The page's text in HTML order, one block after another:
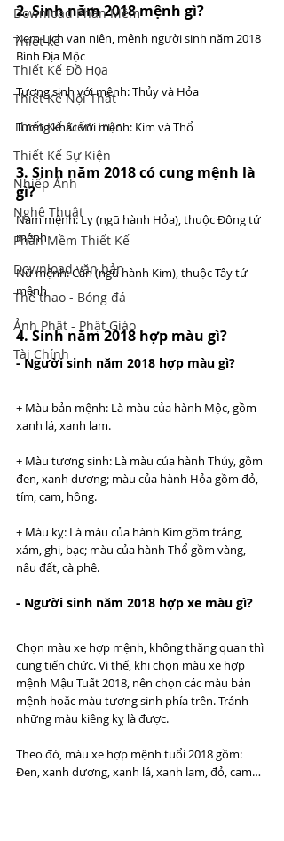
Download Phần Mềm
Thiết kế
Thiết Kế Đồ Họa
Thiết Kế Nội Thất
Thiết Kế Kiến Trúc
Thiết Kế Sự Kiện
Nhiếp Ảnh
Nghệ Thuật
Phần Mềm Thiết Kế
Download văn bản
Thể thao - Bóng đá
Ảnh Phật - Phật Giáo
Tài Chính
2. Sinh năm 2018 mệnh gì?
Xem Lịch vạn niên, mệnh người sinh năm 2018
Bình Địa Mộc
Tương sinh với mệnh: Thủy và Hỏa
Tương khắc với mệnh: Kim và Thổ
3. Sinh năm 2018 có cung mệnh là
gì?
Nam mệnh: Ly (ngũ hành Hỏa), thuộc Đông tứ
mệnh
Nữ mệnh: Càn (ngũ hành Kim), thuộc Tây tứ
mệnh
4. Sinh năm 2018 hợp màu gì?
- Người sinh năm 2018 hợp màu gì?
+ Màu bản mệnh: Là màu của hành Mộc, gồm
xanh lá, xanh lam.
+ Màu tương sinh: Là màu của hành Thủy, gồm
đen, xanh dương; màu của hành Hỏa gồm đỏ,
tím, cam, hồng.
+ Màu kỵ: Là màu của hành Kim gồm trắng,
xám, ghi, bạc; màu của hành Thổ gồm vàng,
nâu đất, cà phê.
- Người sinh năm 2018 hợp xe màu gì?
Chọn màu xe hợp mệnh, không thăng quan thì
cũng tiến chức. Vì thế, khi chọn màu xe hợp
mệnh Mậu Tuất 2018, nên chọn các màu bản
mệnh hoặc màu tương sinh phía trên. Tránh
những màu kiêng kỵ là được.
Theo đó, màu xe hợp mệnh tuổi 2018 gồm:
Đen, xanh dương, xanh lá, xanh lam, đỏ, cam…